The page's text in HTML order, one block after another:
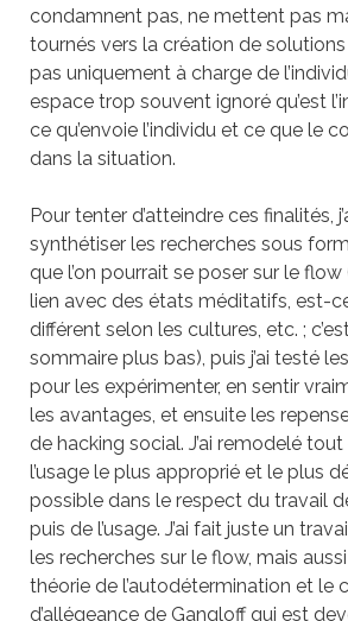
condamnent pas, ne mettent pas
tournés vers la création de
pas uniquement à charge de
espace trop souvent ignoré qu’est
ce qu’envoie l’individu et ce que le
dans la situation.
Pour tenter d’atteindre ces finalités,
synthétiser les recherches sous
que l’on pourrait se poser sur le
lien avec des états méditatifs, est-
différent selon les cultures, etc. ;
sommaire plus bas), puis j’ai testé
pour les expérimenter, en sentir
les avantages, et ensuite les
de hacking social. J’ai remodelé
l’usage le plus approprié et le plus
possible dans le respect du travail
puis de l’usage. J’ai fait juste un
les recherches sur le flow, mais
théorie de l’autodétermination et le
d’allégeance de Gangloff qui est